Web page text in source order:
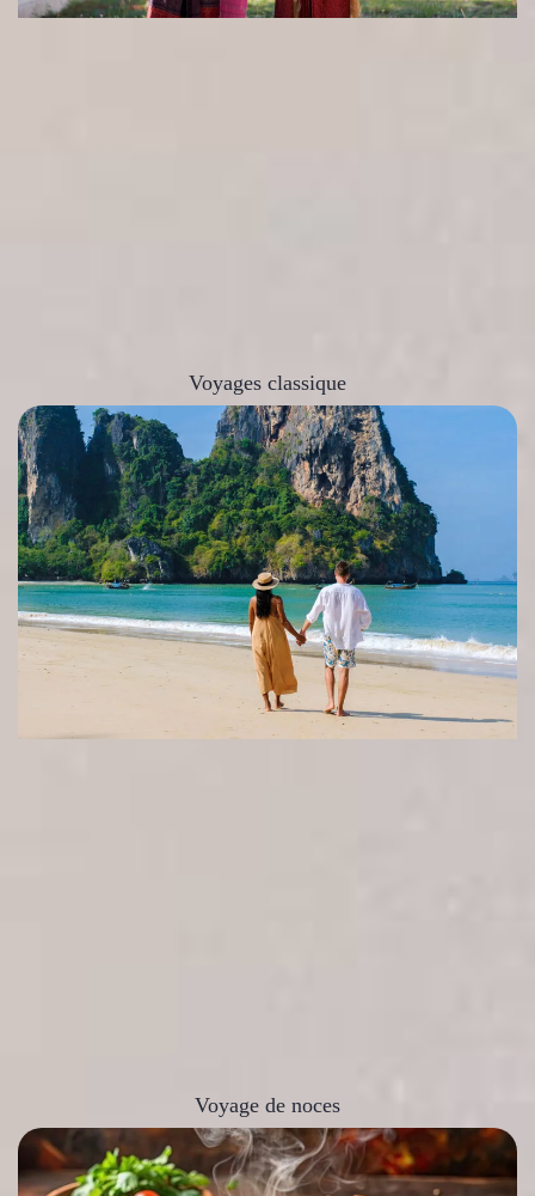
Voyages classique
Voyage de noces